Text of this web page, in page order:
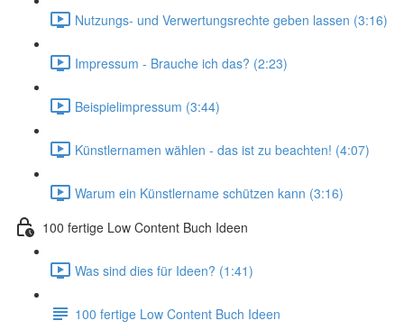
Nutzungs- und Verwertungsrechte geben lassen (3:16)
Impressum - Brauche ich das? (2:23)
Beispielimpressum (3:44)
Künstlernamen wählen - das ist zu beachten! (4:07)
Warum ein Künstlername schützen kann (3:16)
100 fertige Low Content Buch Ideen
Was sind dies für Ideen? (1:41)
100 fertige Low Content Buch Ideen